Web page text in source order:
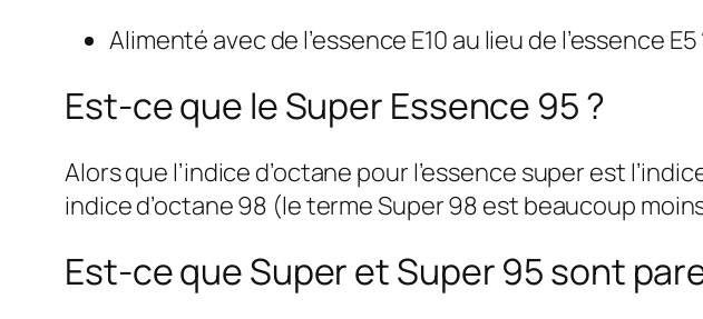
Alimenté avec de l’essence E10 au lieu de l’essence E5
Est-ce que le Super Essence 95 ?
Alors que l’indice d’octane pour l’essence super est
indice d’octane 98 (le terme Super 98 est beaucoup
Est-ce que Super et Super 95 sont